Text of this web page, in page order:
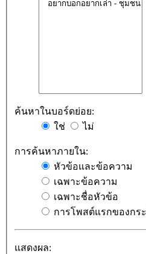
ค้นหาในบอร์ดย่อย:
ใช่
ไม่
การค้นหาภายใน:
หัวข้อและข้อความ
เฉพาะข้อความ
เฉพาะชื่อหัวข้อ
การโพสต์แรกของกร
แสดงผล: